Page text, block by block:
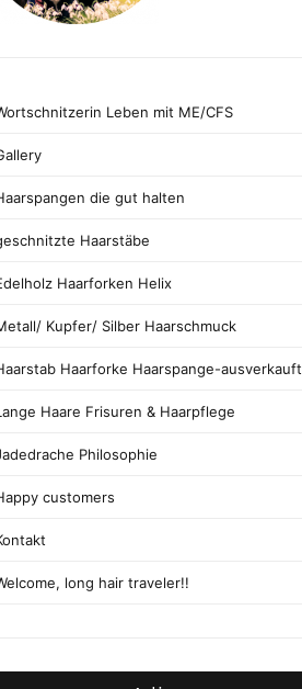
Leben mit ME/CFS
die gut halten
Haarstäbe
Haarforken Helix
Kupfer/ Silber Haarschmuck
Haarforke Haarspange-ausverkauft
Haare Frisuren & Haarpflege
Philosophie
customers
long hair traveler!!